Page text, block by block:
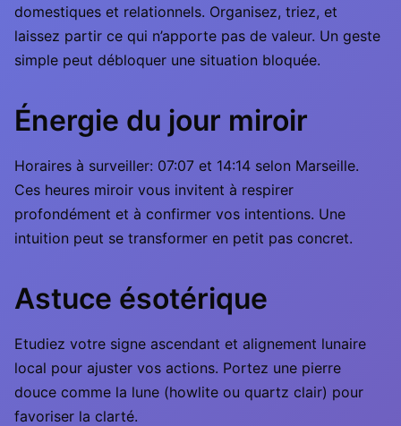
domestiques et relationnels. Organisez, triez, et
laissez partir ce qui n’apporte pas de valeur. Un geste
simple peut débloquer une situation bloquée.
Énergie du jour miroir
Horaires à surveiller: 07:07 et 14:14 selon Marseille.
Ces heures miroir vous invitent à respirer
profondément et à confirmer vos intentions. Une
intuition peut se transformer en petit pas concret.
Astuce ésotérique
Etudiez votre signe ascendant et alignement lunaire
local pour ajuster vos actions. Portez une pierre
douce comme la lune (howlite ou quartz clair) pour
favoriser la clarté.